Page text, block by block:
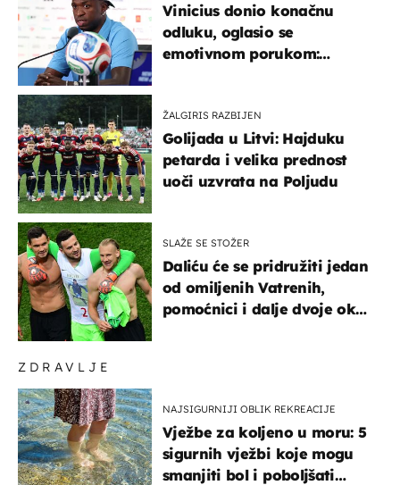
ZDRAVLJE
NAJSIGURNIJI OBLIK REKREACIJE
Vježbe za koljeno u moru: 5
sigurnih vježbi koje mogu
smanjiti bol i poboljšati
Vinicius donio konačnu
odluku, oglasio se
emotivnom porukom:
ŽALGIRIS RAZBIJEN
Golijada u Litvi: Hajduku
petarda i velika prednost
uoči uzvrata na Poljudu
SLAŽE SE STOŽER
Daliću će se pridružiti jedan
od omiljenih Vatrenih,
pomoćnici i dalje dvoje oko